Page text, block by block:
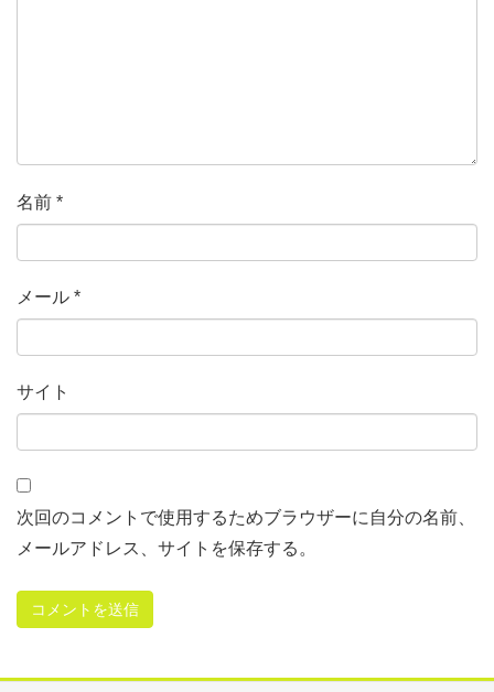
名前 *
メール *
サイト
次回のコメントで使用するためブラウザーに自分の名前、
メールアドレス、サイトを保存する。